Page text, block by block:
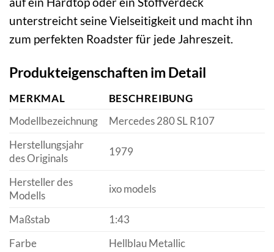
unterstreicht seine Vielseitigkeit und macht ihn
zum perfekten Roadster für jede Jahreszeit.
Produkteigenschaften im Detail
MERKMAL
BESCHREIBUNG
Modellbezeichnung
Mercedes 280 SL R107
Herstellungsjahr
des Originals
1979
Hersteller des
Modells
ixo models
Maßstab
1:43
Farbe
Hellblau Metallic